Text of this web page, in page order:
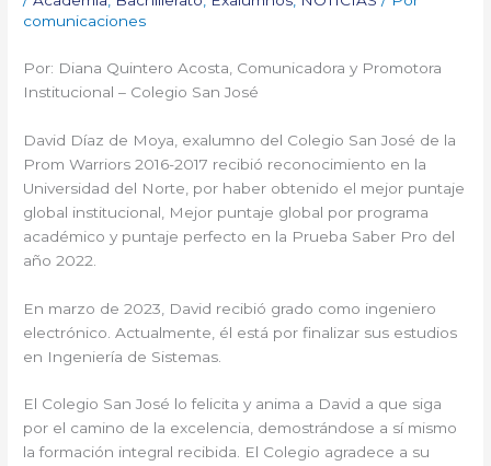
comunicaciones
Por: Diana Quintero Acosta, Comunicadora y Promotora
Institucional – Colegio San José
David Díaz de Moya, exalumno del Colegio San José de la
Prom Warriors 2016-2017 recibió reconocimiento en la
Universidad del Norte, por haber obtenido el mejor puntaje
global institucional, Mejor puntaje global por programa
académico y puntaje perfecto en la Prueba Saber Pro del
año 2022.
En marzo de 2023, David recibió grado como ingeniero
electrónico. Actualmente, él está por finalizar sus estudios
en Ingeniería de Sistemas.
El Colegio San José lo felicita y anima a David a que siga
por el camino de la excelencia, demostrándose a sí mismo
la formación integral recibida. El Colegio agradece a su